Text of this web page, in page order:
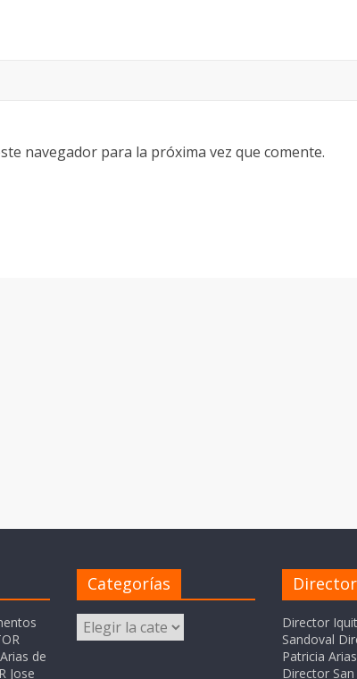
navegador para la próxima vez que comente.
de
Jose
Categorías
Categorías
Director
Sandoval
Patricia
Director